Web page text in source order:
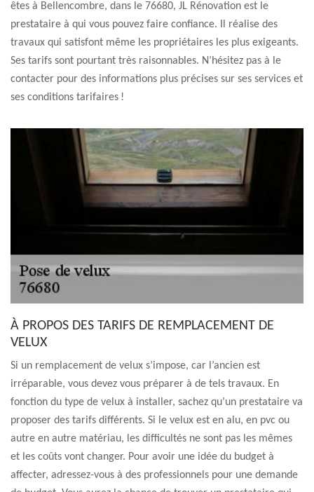
êtes à Bellencombre, dans le 76680, JL Rénovation est le
prestataire à qui vous pouvez faire confiance. Il réalise des
travaux qui satisfont même les propriétaires les plus exigeants.
Ses tarifs sont pourtant très raisonnables. N’hésitez pas à le
contacter pour des informations plus précises sur ses services et
ses conditions tarifaires !
À PROPOS DES TARIFS DE REMPLACEMENT DE
VELUX
Si un remplacement de velux s’impose, car l’ancien est
irréparable, vous devez vous préparer à de tels travaux. En
fonction du type de velux à installer, sachez qu’un prestataire va
proposer des tarifs différents. Si le velux est en alu, en pvc ou
autre en autre matériau, les difficultés ne sont pas les mêmes
et les coûts vont changer. Pour avoir une idée du budget à
affecter, adressez-vous à des professionnels pour une demande